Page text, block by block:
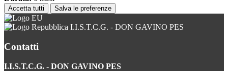
Accetta tutti Salva le preferenze
I.I.S.T.C.G. - DON GAVINO PES
Contatti
I.I.S.T.C.G. - DON GAVINO PES